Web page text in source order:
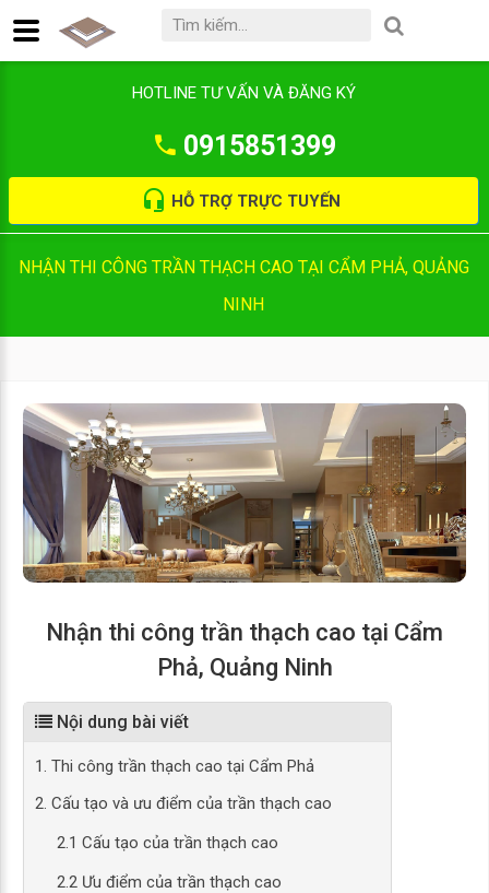
HOTLINE TƯ VẤN VÀ ĐĂNG KÝ
0915851399
HỖ TRỢ TRỰC TUYẾN
NHẬN THI CÔNG TRẦN THẠCH CAO TẠI CẨM PHẢ, QUẢNG
NINH
Nhận thi công trần thạch cao tại Cẩm
Phả, Quảng Ninh
Nội dung bài viết
1. Thi công trần thạch cao tại Cẩm Phả
2. Cấu tạo và ưu điểm của trần thạch cao
2.1 Cấu tạo của trần thạch cao
2.2 Ưu điểm của trần thạch cao